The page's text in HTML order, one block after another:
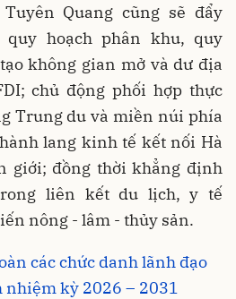
Quang cũng sẽ đẩy
hoạch phân khu, quy
không gian mở và dư địa
chủ động phối hợp thực
Trung du và miền núi phía
lang kinh tế kết nối Hà
giới; đồng thời khẳng định
liên kết du lịch, y tế
nông - lâm - thủy sản.
các chức danh lãnh đạo
nhiệm kỳ 2026 – 2031